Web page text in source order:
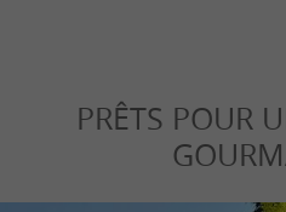
PRÊTS POUR